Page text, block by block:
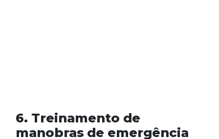
6. Treinamento de
manobras de emergência